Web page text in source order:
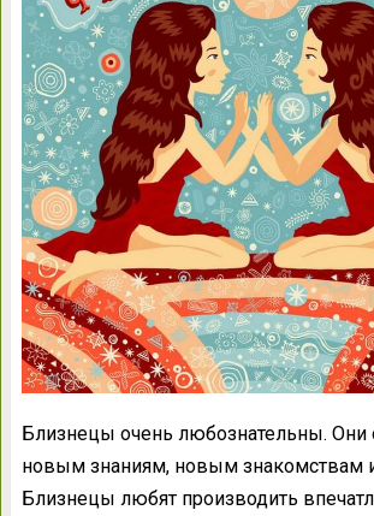
Близнецы очень любознательны. Они
новым знаниям, новым знакомствам
Близнецы любят производить